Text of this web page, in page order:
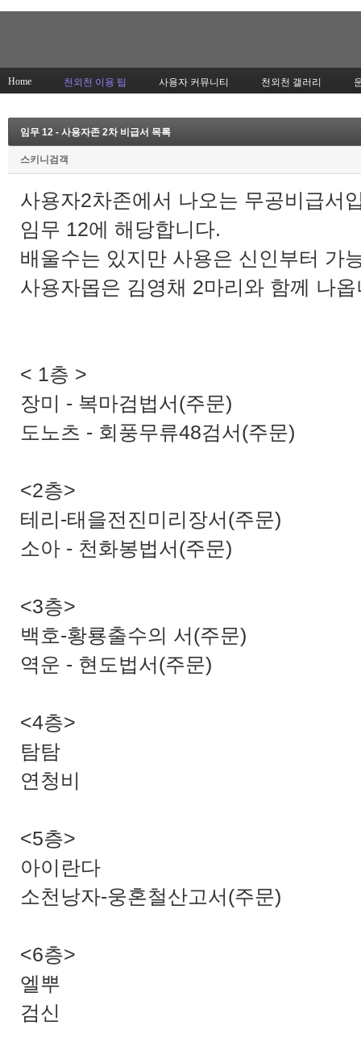
Home 천외천 이용 팁 사용자 커뮤니티 천외천 갤러리
임무 12 - 사용자존 2차 비급서 목록
스키니검객
사용자2차존에서 나오는 무공비급서
임무 12에 해당합니다.
배울수는 있지만 사용은 신인부터 가
사용자몹은 김영채 2마리와 함께 나옵
< 1층 >
장미 - 복마검법서(주문)
도노츠 - 회풍무류48검서(주문)
<2층>
테리-태을전진미리장서(주문)
소아 - 천화봉법서(주문)
<3층>
백호-황룡출수의 서(주문)
역운 - 현도법서(주문)
<4층>
탐탐
연청비
<5층>
아이란다
소천낭자-웅혼철산고서(주문)
<6층>
엘뿌
검신